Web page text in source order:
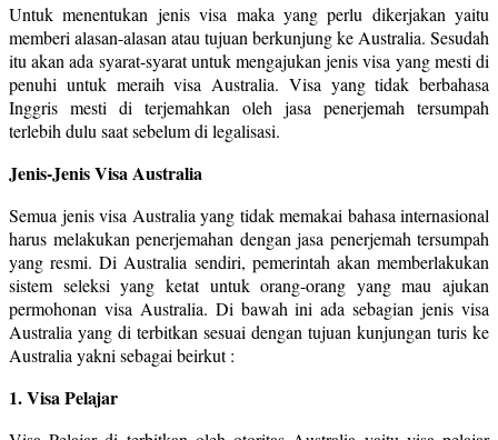
Untuk menentukan jenis visa maka yang perlu dikerjakan yaitu
memberi alasan-alasan atau tujuan berkunjung ke Australia. Sesudah
itu akan ada syarat-syarat untuk mengajukan jenis visa yang mesti di
penuhi untuk meraih visa Australia. Visa yang tidak berbahasa
Inggris mesti di terjemahkan oleh jasa penerjemah tersumpah
terlebih dulu saat sebelum di legalisasi.
Jenis-Jenis Visa Australia
Semua jenis visa Australia yang tidak memakai bahasa internasional
harus melakukan penerjemahan dengan jasa penerjemah tersumpah
yang resmi. Di Australia sendiri, pemerintah akan memberlakukan
sistem seleksi yang ketat untuk orang-orang yang mau ajukan
permohonan visa Australia. Di bawah ini ada sebagian jenis visa
Australia yang di terbitkan sesuai dengan tujuan kunjungan turis ke
Australia yakni sebagai beirkut :
1. Visa Pelajar